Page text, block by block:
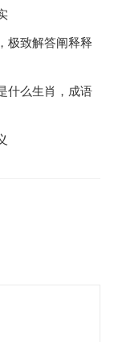
极致解答阐释释
什么生肖，成语